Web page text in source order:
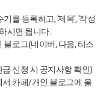
를 등록하고, '제목', '작성
시면 됩니다.
로그(네이버, 다음, 티스
신청 시 공지사항 확인)
카페/개인 블로그에 올